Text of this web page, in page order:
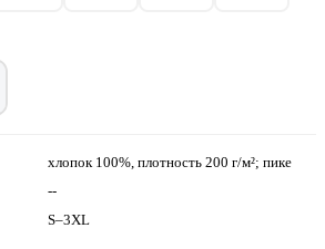
хлопок 100%, плотность 200 г/м²; пике
--
S–3XL